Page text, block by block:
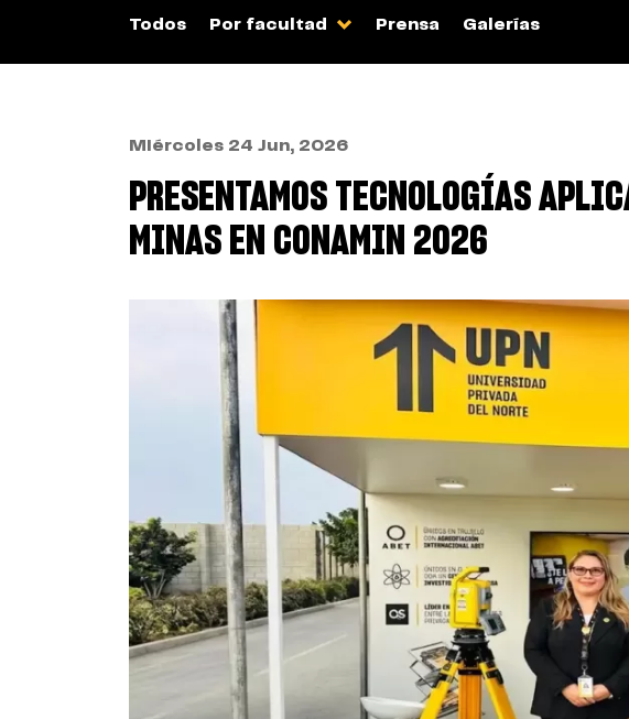
Todos Por facultad Prensa Galerías
Miércoles 24 Jun, 2026
PRESENTAMOS TECNOLOGÍAS
MINAS EN CONAMIN 2026